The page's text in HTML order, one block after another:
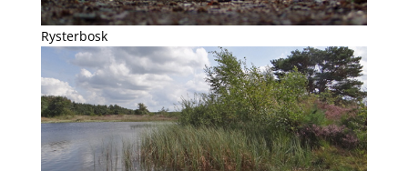
Rysterbosk